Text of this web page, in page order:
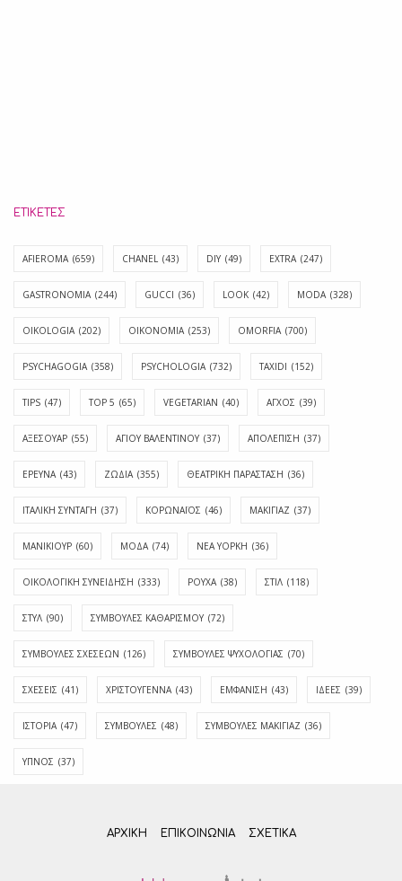
ΕΤΙΚΈΤΕΣ
AFIEROMA (659) CHANEL (43) DIY (49) EXTRA (247)
GASTRONOMIA (244) GUCCI (36) LOOK (42) MODA (328)
OIKOLOGIA (202) OIKONOMIA (253) OMORFIA (700)
PSYCHAGOGIA (358) PSYCHOLOGIA (732) TAXIDI (152)
TIPS (47) TOP 5 (65) VEGETARIAN (40) ΑΓΧΟΣ (39)
ΑΞΕΣΟΥΑΡ (55) ΑΓΊΟΥ ΒΑΛΕΝΤΊΝΟΥ (37) ΑΠΟΛΈΠΙΣΗ (37)
ΕΡΕΥΝΑ (43) ΖΩΔΙΑ (355) ΘΕΑΤΡΙΚΗ ΠΑΡΑΣΤΑΣΗ (36)
ΙΤΑΛΙΚΗ ΣΥΝΤΑΓΗ (37) ΚΟΡΩΝΑΪΟΣ (46) ΜΑΚΙΓΙΑΖ (37)
ΜΑΝΙΚΙΟΥΡ (60) ΜΟΔΑ (74) ΝΕΑ ΥΟΡΚΗ (36)
ΟΙΚΟΛΟΓΙΚΗ ΣΥΝΕΙΔΗΣΗ (333) ΡΟΥΧΑ (38) ΣΤΙΛ (118)
ΣΤΥΛ (90) ΣΥΜΒΟΥΛΕΣ ΚΑΘΑΡΙΣΜΟΥ (72)
ΣΥΜΒΟΥΛΕΣ ΣΧΕΣΕΩΝ (126) ΣΥΜΒΟΥΛΕΣ ΨΥΧΟΛΟΓΙΑΣ (70)
ΣΧΕΣΕΙΣ (41) ΧΡΙΣΤΟΥΓΕΝΝΑ (43) ΕΜΦΆΝΙΣΗ (43) ΙΔΈΕΣ (39)
ΙΣΤΟΡΊΑ (47) ΣΥΜΒΟΥΛΈΣ (48) ΣΥΜΒΟΥΛΈΣ ΜΑΚΙΓΙΆΖ (36)
ΎΠΝΟΣ (37)
ΑΡΧΙΚΗ ΕΠΙΚΟΙΝΩΝΊΑ ΣΧΕΤΙΚΆ